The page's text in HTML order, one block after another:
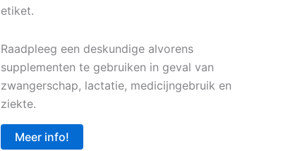
etiket.
Raadpleeg een deskundige alvorens
supplementen te gebruiken in geval van
zwangerschap, lactatie, medicijngebruik en
ziekte.
Meer info!